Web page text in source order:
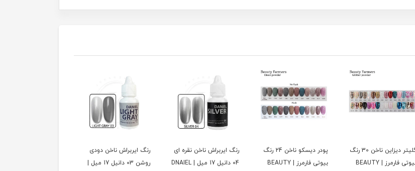
گلیتر دیزاین ناخن 30 رنگ
بیوتی فارمرز | BEAUTY
پودر دیسکو ناخن 24 رنگ
بیوتی فارمرز | BEAUTY
رنگ ایربراش ناخن نقره ای
رنگ ایربراش ناخن دودی
روشن 03 دانیل 17 میل |